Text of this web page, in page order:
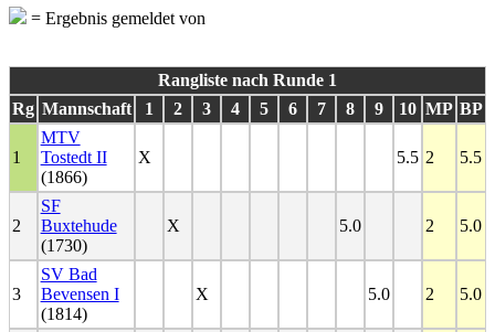
= Ergebnis gemeldet von
Rangliste nach Runde 1
Rg Mannschaft 1 2 3 4 5 6 7 8 9 10 MP BP
1
MTV
Tostedt II
(1866)
X 5.5 2 5.5
2
SF
Buxtehude
(1730)
X 5.0 2 5.0
3
SV Bad
Bevensen I
(1814)
X 5.0 2 5.0